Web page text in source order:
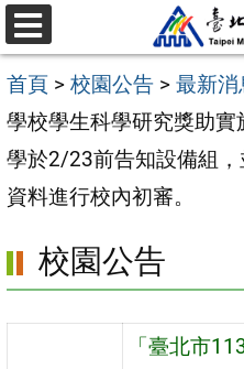
跳
至
主
要
內
容
選
單
首頁 > 校園公告 > 最新消
學校學生科學研究獎助
學於2/23前告知設備組
資料進行校內初審。
校園公告
「臺北市